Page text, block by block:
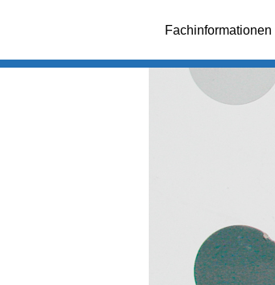
Fachinformationen